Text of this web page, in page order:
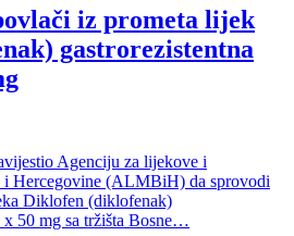
iz prometa lijek
gastrorezistentna
Agenciju za lijekove i
i Hercegovine (ALMBiH) da sprovodi
Diklofen (diklofenak)
x 50 mg sa tržišta Bosne…